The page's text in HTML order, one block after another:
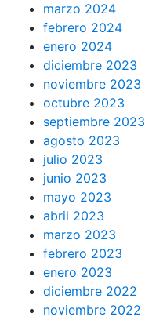
marzo 2024
febrero 2024
enero 2024
diciembre 2023
noviembre 2023
octubre 2023
septiembre 2023
agosto 2023
julio 2023
junio 2023
mayo 2023
abril 2023
marzo 2023
febrero 2023
enero 2023
diciembre 2022
noviembre 2022